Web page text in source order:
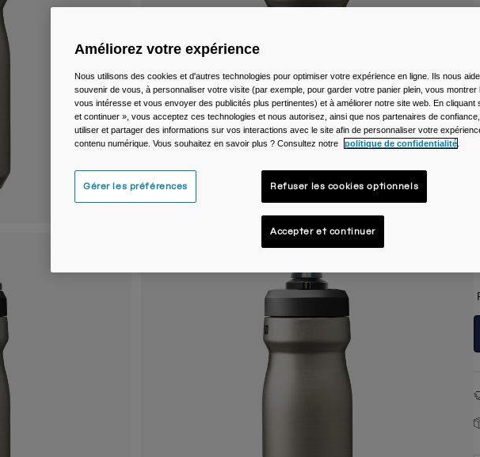
Améliorez votre expérience
Nous utilisons des cookies et d'autres technologies pour optimiser votre expérience en ligne. Ils nous
souvenir de vous, à personnaliser votre visite (par exemple, pour garder votre panier plein, vous montrer
vous intéresse et vous envoyer des publicités plus pertinentes) et à améliorer notre site web. En cliquant
et continuer », vous acceptez ces technologies et nous autorisez, ainsi que nos partenaires de
utiliser et partager des informations sur vos interactions avec le site afin de personnaliser votre
contenu numérique. Vous souhaitez en savoir plus ? Consultez notre
politique de confidentialité
Gérer les préférences Refuser les cookies optionnels
Accepter et continuer